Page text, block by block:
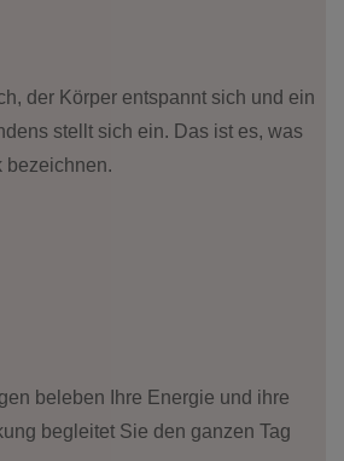
der Körper entspannt sich und ein
stellt sich ein. Das ist es, was
bezeichnen.
beleben Ihre Energie und ihre
begleitet Sie den ganzen Tag